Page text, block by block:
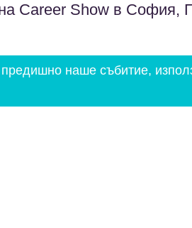
Career Show в София,
наше събитие,